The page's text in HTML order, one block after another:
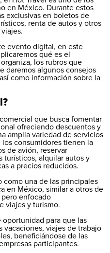
en México. Durante estos
exclusivas en boletos de
renta de autos y otros
evento digital, en este
qué es el
los rubros que
daremos algunos consejos
como información sobre la
que busca fomentar
ofreciendo descuentos y
amplia variedad de servicios
consumidores tienen la
de avión, reservar
turísticos, alquilar autos y
a precios reducidos.
como una de las principales
en México, similar a otros de
enfocado
viajes y turismo.
oportunidad para que las
vacaciones, viajes de trabajo
beneficiándose de las
participantes.